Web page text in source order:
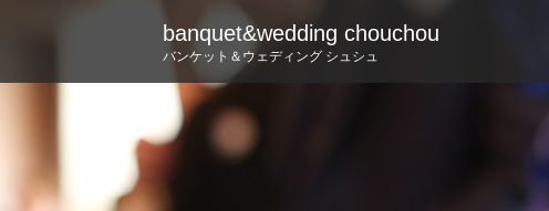
banquet&wedding chouchou
バンケット＆ウェディング シュシュ